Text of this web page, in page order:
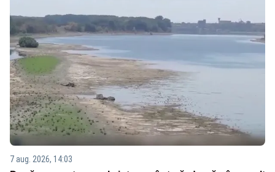
7 aug. 2026, 14:03